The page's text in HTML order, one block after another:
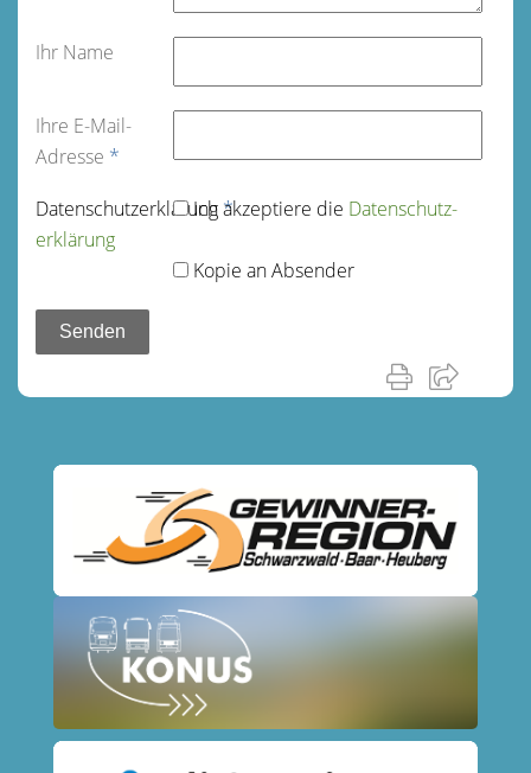
Ihr Name
Ihre E-Mail-
Adresse *
Datenschutz­erklärung*
Ich akzeptiere die Datenschutz­
erklärung
Kopie an Absender